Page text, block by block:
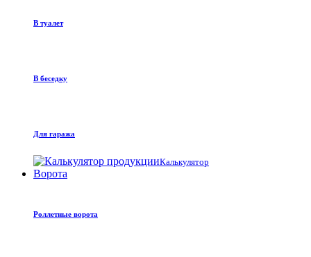
В туалет
В беседку
Для гаража
Калькулятор
Ворота
Роллетные ворота